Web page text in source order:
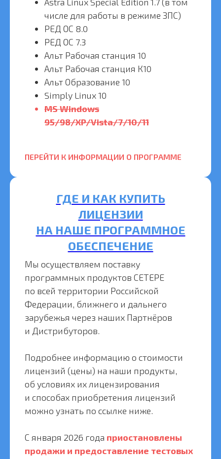
числе для работы в режиме ЗПС)
РЕД ОС 8.0
РЕД ОС 7.3
Альт Рабочая станция 10
Альт Рабочая станция К10
Альт Образование 10
Simply Linux 10
MS Windows
95/98/XP/Vista/7/10/11
ПЕРЕЙТИ К ИНФОРМАЦИИ О ПРОГРАММЕ
ГДЕ И КАК КУПИТЬ
ЛИЦЕНЗИИ
НА НАШЕ ПРОГРАММНОЕ
ОБЕСПЕЧЕНИЕ
Мы осуществляем поставку
программных продуктов СЕТЕРЕ
по всей территории Российской
Федерации, ближнего и дальнего
зарубежья через наших Партнёров
и Дистрибуторов.
Подробнее информацию о стоимости
лицензий (цены) на наши продукты,
об условиях их лицензирования
и способах приобретения лицензий
можно узнать по ссылке ниже.
С января 2026 года приостановлены
продажи и предоставление тестовых